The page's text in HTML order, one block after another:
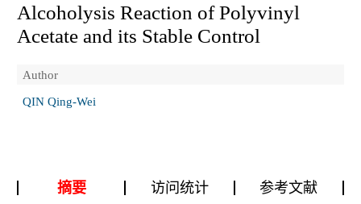
Alcoholysis Reaction of Polyvinyl
Acetate and its Stable Control
Author
QIN Qing-Wei
摘要 访问统计
参考文献